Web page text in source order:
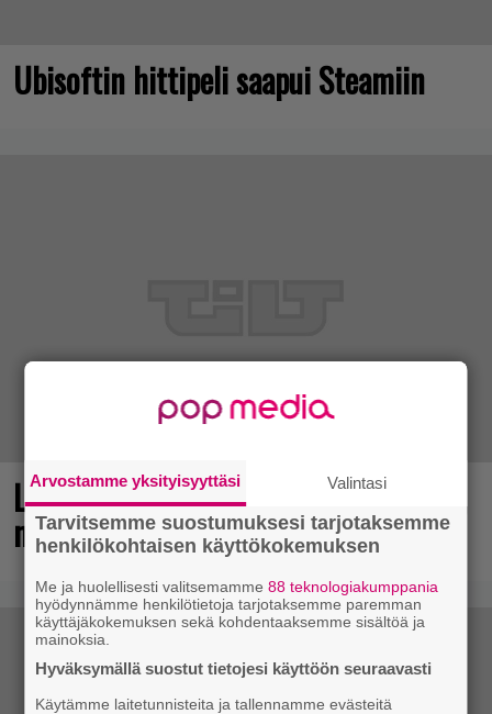
Ubisoftin hittipeli saapui Steamiin
Loistopeli Steamistä maksutta –
mutta pidä kiirettä lataamisen kanssa
Arvostamme yksityisyyttäsi Valintasi
Tarvitsemme suostumuksesi tarjotaksemme
henkilökohtaisen käyttökokemuksen
Me ja huolellisesti valitsemamme88 teknologiakumppania
hyödynnämme henkilötietoja tarjotaksemme paremman
käyttäjäkokemuksen sekä kohdentaaksemme sisältöä ja
mainoksia.
Hyväksymällä suostut tietojesi käyttöön seuraavasti
Käytämme laitetunnisteita ja tallennamme evästeitä